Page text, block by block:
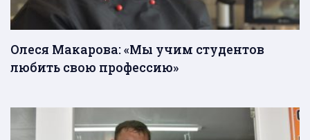
Олеся Макарова: «Мы учим студентов
любить свою профессию»